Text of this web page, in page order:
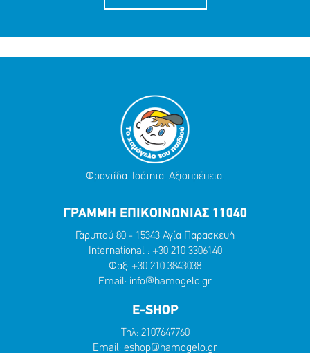
Φροντίδα. Ισότητα. Αξιοπρέπεια.
ΓΡΑΜΜΗ ΕΠΙΚΟΙΝΩΝΙΑΣ 11040
Γαρυττού 80 - 15343 Αγία Παρασκευή
International : +30 210 3306140
Φαξ: +30 210 3843038
Email: info@hamogelo.gr
E-SHOP
Τηλ: 2107647760
Email: eshop@hamogelo.gr